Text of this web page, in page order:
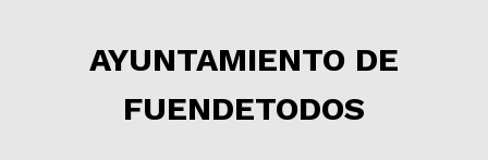
AYUNTAMIENTO DE
FUENDETODOS